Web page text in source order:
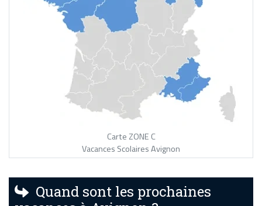
Carte ZONE C
Vacances Scolaires Avignon
Quand sont les prochaines